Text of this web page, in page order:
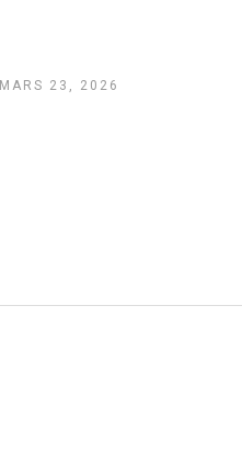
MARS 23, 2026